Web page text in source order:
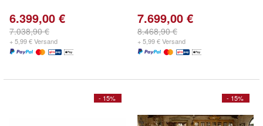
6.399,00 €
7.038,90 €
+ 5,99 € Versand
7.699,00 €
8.468,90 €
+ 5,99 € Versand
- 15% - 15%